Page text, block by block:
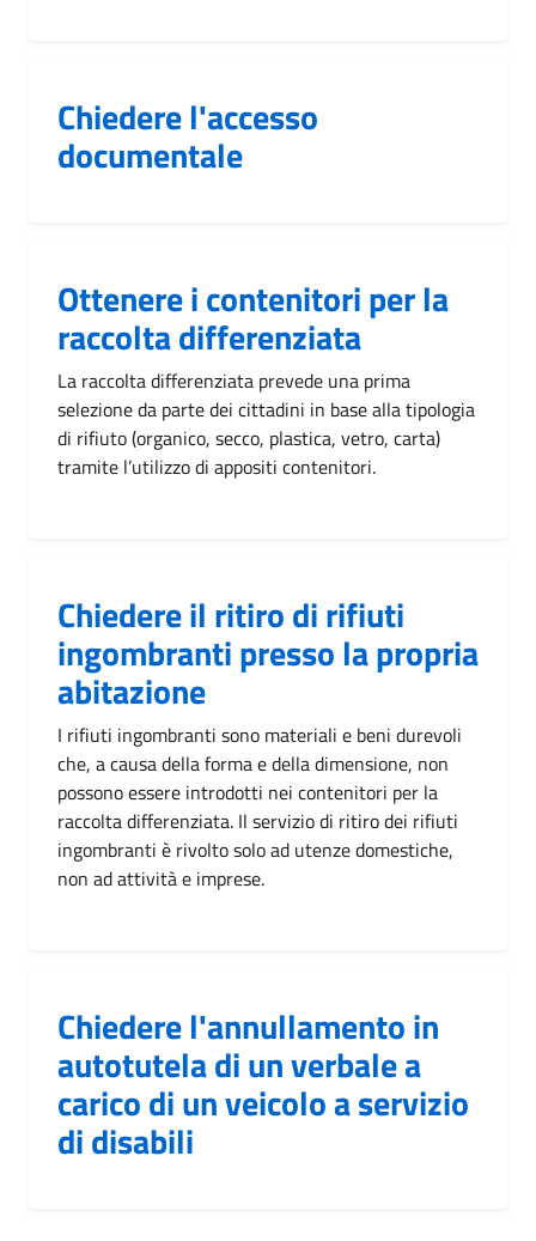
Chiedere l'accesso
documentale
Ottenere i contenitori per la
raccolta differenziata
La raccolta differenziata prevede una prima
selezione da parte dei cittadini in base alla tipologia
di rifiuto (organico, secco, plastica, vetro, carta)
tramite l’utilizzo di appositi contenitori.
Chiedere il ritiro di rifiuti
ingombranti presso la propria
abitazione
I rifiuti ingombranti sono materiali e beni durevoli
che, a causa della forma e della dimensione, non
possono essere introdotti nei contenitori per la
raccolta differenziata. Il servizio di ritiro dei rifiuti
ingombranti è rivolto solo ad utenze domestiche,
non ad attività e imprese.
Chiedere l'annullamento in
autotutela di un verbale a
carico di un veicolo a servizio
di disabili